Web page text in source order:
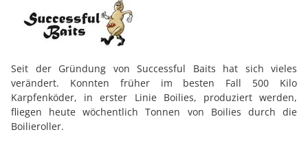
Seit der Gründung von Successful Baits hat sich vieles
verändert. Konnten früher im besten Fall 500 Kilo
Karpfenköder, in erster Linie Boilies, produziert werden,
fliegen heute wöchentlich Tonnen von Boilies durch die
Boilieroller.